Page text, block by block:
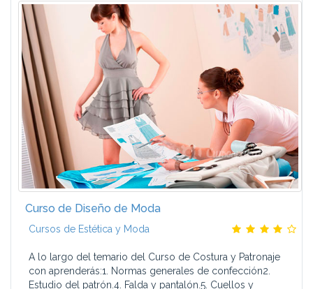
Curso de Diseño de Moda
Cursos de Estética y Moda
A lo largo del temario del Curso de Costura y Patronaje
con aprenderás:1. Normas generales de confección2.
Estudio del patrón.4. Falda y pantalón.5. Cuellos y